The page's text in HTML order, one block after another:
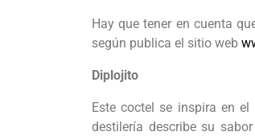
Hay que tener en cuenta
según publica el sitio web
Diplojito
Este coctel se inspira en
destilería describe su